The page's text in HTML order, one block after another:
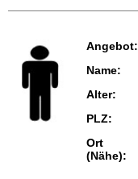
Angebot:
Name:
Alter:
PLZ:
Ort
(Nähe):